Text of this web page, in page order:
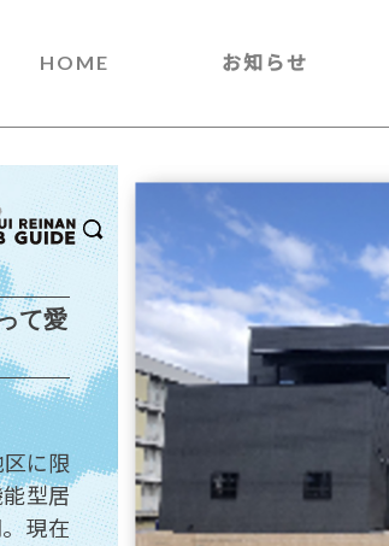
HOME お知らせ
て愛
に限
型居
現在